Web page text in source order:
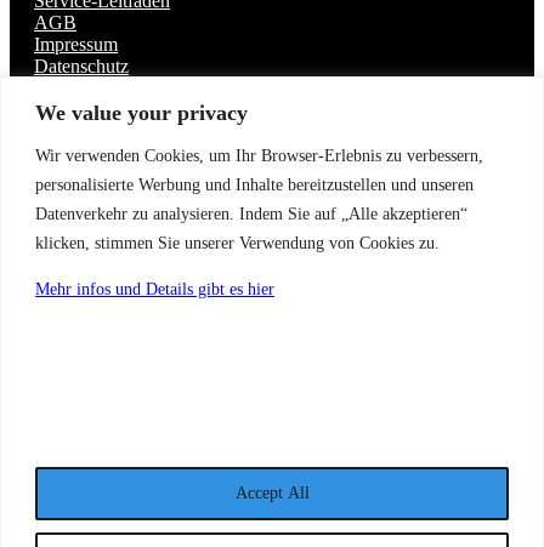
We value your privacy
Wir verwenden Cookies, um Ihr Browser-Erlebnis zu verbessern,
personalisierte Werbung und Inhalte bereitzustellen und unseren
Datenverkehr zu analysieren. Indem Sie auf „Alle akzeptieren“
klicken, stimmen Sie unserer Verwendung von Cookies zu.
Mehr infos und Details gibt es hier
Accept All
AGB
Impressum
Datenschutz
Gutscheine
Hotel & Zimmer
Kontakt
Kontakt
info@schades-wohlfuehlhotel.de
Schade’s Wohlfühlhotel, Ferienhaus &
Schmankerl Stubn ist ein familiäres Hotel
& Restaurant in Selb-Vielitz.